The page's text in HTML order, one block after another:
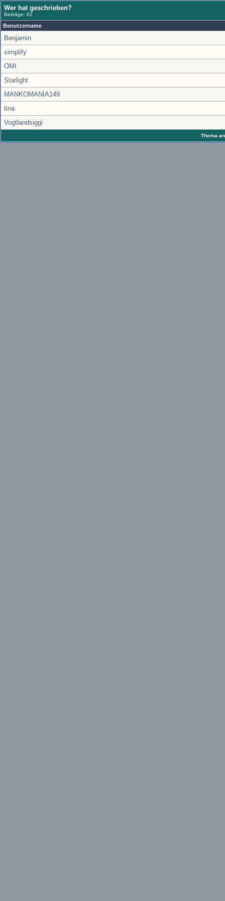
Wer hat geschrieben?
Beiträge: 62
Benutzername
Benjamin
simplify
OMI
Starlight
MANKOMANIA149
tina
Vogtlandsiggi
Thema